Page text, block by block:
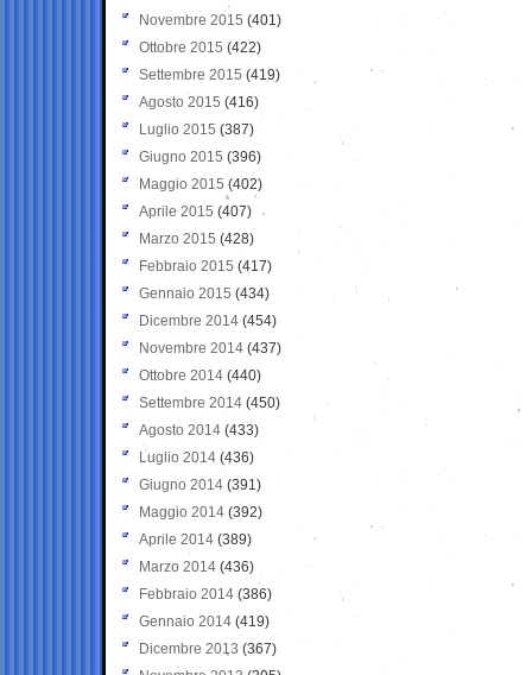
Novembre 2015 (401)
Ottobre 2015 (422)
Settembre 2015 (419)
Agosto 2015 (416)
Luglio 2015 (387)
Giugno 2015 (396)
Maggio 2015 (402)
Aprile 2015 (407)
Marzo 2015 (428)
Febbraio 2015 (417)
Gennaio 2015 (434)
Dicembre 2014 (454)
Novembre 2014 (437)
Ottobre 2014 (440)
Settembre 2014 (450)
Agosto 2014 (433)
Luglio 2014 (436)
Giugno 2014 (391)
Maggio 2014 (392)
Aprile 2014 (389)
Marzo 2014 (436)
Febbraio 2014 (386)
Gennaio 2014 (419)
Dicembre 2013 (367)